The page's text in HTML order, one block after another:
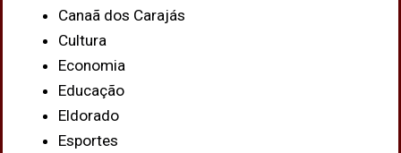
Canaã dos Carajás
Cultura
Economia
Educação
Eldorado
Esportes